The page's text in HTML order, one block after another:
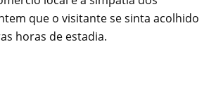
que o visitante se sinta acolhido
horas de estadia.